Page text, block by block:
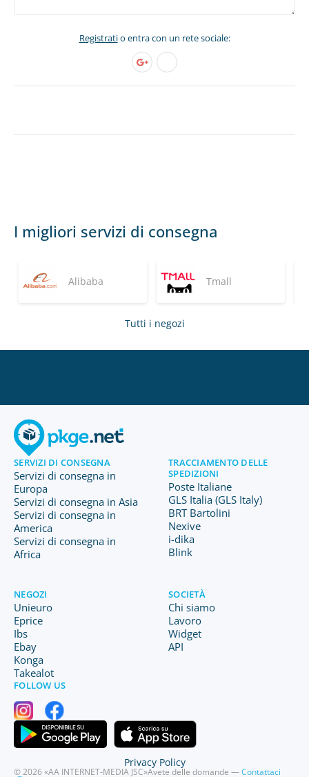
Registratio entra con un rete sociale:
I migliori servizi di consegna
Alibaba Tmall
Tutti i negozi
SERVIZI DI CONSEGNA
Servizi di consegna in
Europa
Servizi di consegna in Asia
Servizi di consegna in
America
Servizi di consegna in
Africa
TRACCIAMENTO DELLE
SPEDIZIONI
Poste Italiane
GLS Italia (GLS Italy)
BRT Bartolini
Nexive
i-dika
Blink
NEGOZI
Unieuro
Eprice
Ibs
Ebay
Konga
Takealot
SOCIETÀ
Chi siamo
Lavoro
Widget
API
FOLLOW US
© 2026 «AA INTERNET-MEDIA JSC»Avete delle domande —Contattaci
Privacy Policy